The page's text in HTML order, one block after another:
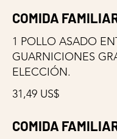
COMIDA
1 POLLO ASADO
GUARNICIONES
ELECCIÓN.
31,49 US$
COMIDA